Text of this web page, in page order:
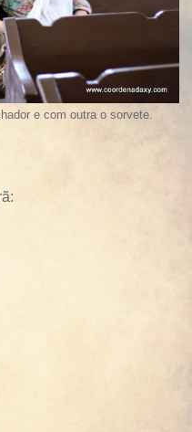
e com outra o sorvete.